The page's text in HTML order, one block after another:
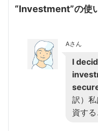
“Investment”の使
Aさん
I
訳）
資する